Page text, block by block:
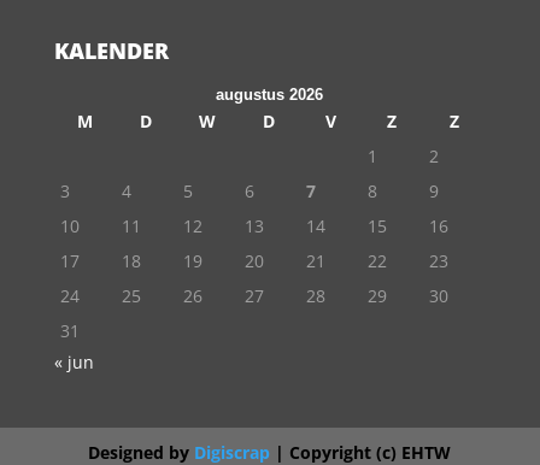
KALENDER
augustus 2026
M D W D V Z
Z
1
2
3
4 5 6 7 8
9
10
11 12 13 14 15
16
17
18 19 20 21 22
23
24
25 26 27 28 29
30
31
« jun
Designed by Digiscrap | Copyright (c) EHTW